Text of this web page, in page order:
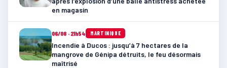
en magasin
06/08 · 21h54 MARTINIQUE
Incendie à Ducos : jusqu’à 7 hectares de la
mangrove de Génipa détruits, le feu désormais
maîtrisé